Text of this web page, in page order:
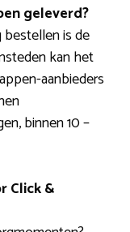
geleverd?
bestellen is de
kan het
aanbieders
binnen 10 –
Click &